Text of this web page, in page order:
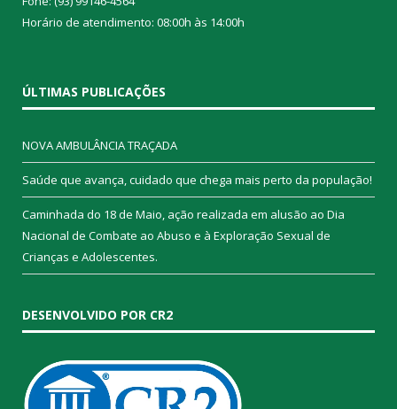
Horário de atendimento: 08:00h às 14:00h
ÚLTIMAS PUBLICAÇÕES
NOVA AMBULÂNCIA TRAÇADA
Saúde que avança, cuidado que chega mais perto da população!
Caminhada do 18 de Maio, ação realizada em alusão ao Dia
Nacional de Combate ao Abuso e à Exploração Sexual de
Crianças e Adolescentes.
DESENVOLVIDO POR CR2